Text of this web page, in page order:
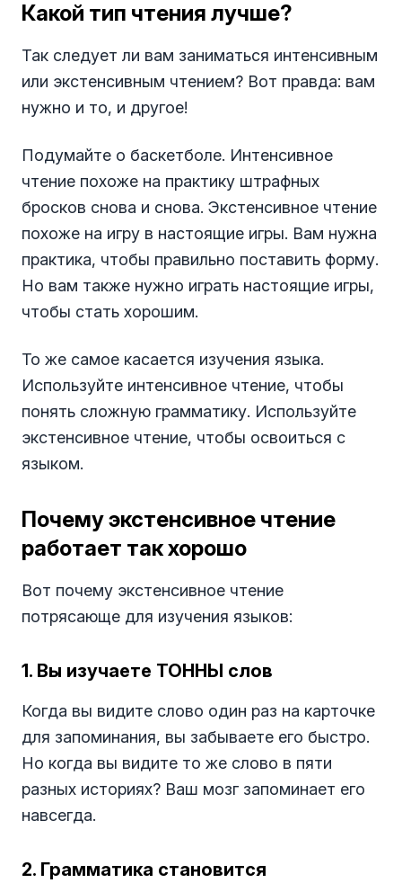
Какой тип чтения лучше?
Так следует ли вам заниматься интенсивным
или экстенсивным чтением? Вот правда: вам
нужно и то, и другое!
Подумайте о баскетболе. Интенсивное
чтение похоже на практику штрафных
бросков снова и снова. Экстенсивное чтение
похоже на игру в настоящие игры. Вам нужна
практика, чтобы правильно поставить форму.
Но вам также нужно играть настоящие игры,
чтобы стать хорошим.
То же самое касается изучения языка.
Используйте интенсивное чтение, чтобы
понять сложную грамматику. Используйте
экстенсивное чтение, чтобы освоиться с
языком.
Почему экстенсивное чтение
работает так хорошо
Вот почему экстенсивное чтение
потрясающе для изучения языков:
1. Вы изучаете ТОННЫ слов
Когда вы видите слово один раз на карточке
для запоминания, вы забываете его быстро.
Но когда вы видите то же слово в пяти
разных историях? Ваш мозг запоминает его
навсегда.
2. Грамматика становится